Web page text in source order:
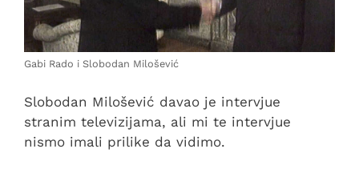
Gabi Rado i Slobodan Milošević
Slobodan Milošević davao je intervjue
stranim televizijama, ali mi te intervjue
nismo imali prilike da vidimo.